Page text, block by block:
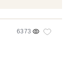
6373